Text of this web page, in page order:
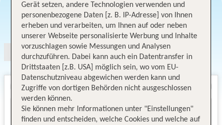
Angebotsauswahl
Gerät setzen, andere Technologien verwenden und
personenbezogene Daten [z. B. IP-Adresse] von Ihnen
erheben und verarbeiten, um Ihnen auf oder neben
unserer Webseite personalisierte Werbung und Inhalte
vorzuschlagen sowie Messungen und Analysen
durchzuführen. Dabei kann auch ein Datentransfer in
Drittstaaten [z.B. USA] möglich sein, wo vom EU-
Datenschutzniveau abgewichen werden kann und
Zugriffe von dortigen Behörden nicht ausgeschlossen
werden können.
Sie können mehr Informationen unter "Einstellungen"
finden und entscheiden, welche Cookies und welche auf